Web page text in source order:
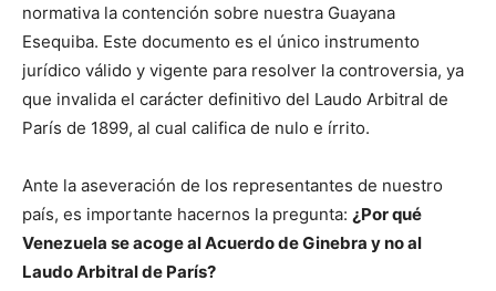
normativa la contención sobre nuestra Guayana
Esequiba. Este documento es el único instrumento
jurídico válido y vigente para resolver la controversia, ya
que invalida el carácter definitivo del Laudo Arbitral de
París de 1899, al cual califica de nulo e írrito.
Ante la aseveración de los representantes de nuestro
país, es importante hacernos la pregunta: ¿Por qué
Venezuela se acoge al Acuerdo de Ginebra y no al
Laudo Arbitral de París?